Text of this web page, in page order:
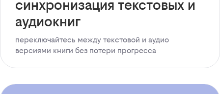
синхронизация текстовых и
аудиокниг
переключайтесь между текстовой и аудио
версиями книги без потери прогресса